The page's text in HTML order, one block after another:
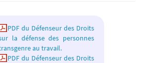
PDF du Défenseur des Droits
la défense des personnes
au travail.
PDF du Défenseur des Droits